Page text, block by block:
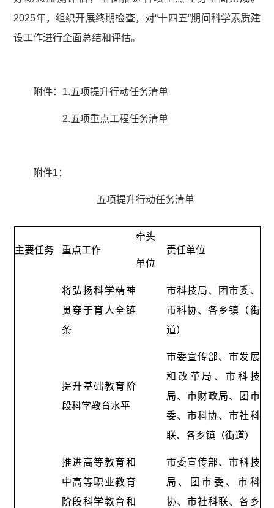
2025年，组织开展终期检查，对“十四五”期间科学素质建
设工作进行全面总结和评估。
附件：1.五项提升行动任务清单
2.五项重点工程任务清单
附件1：
五项提升行动任务清单
主要任务 重点工作
牵头
单位
责任单位
将弘扬科学精神
贯穿于育人全链
条
市科技局、团市委、
市科协、各乡镇（街
道）
提升基础教育阶
段科学教育水平
市委宣传部、市发展
和改革局、市科技
局、市财政局、团市
委、市科协、市社科
联、各乡镇（街道）
推进高等教育和
中高等职业教育
阶段科学教育和
市委宣传部、市科技
局、团市委、市科
协、市社科联、各乡